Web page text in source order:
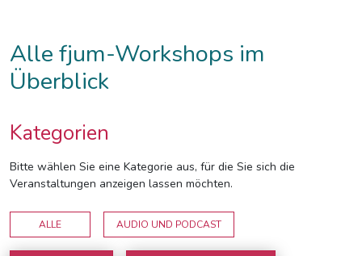
Alle fjum-Workshops im
Überblick
Kategorien
Bitte wählen Sie eine Kategorie aus, für die Sie sich die
Veranstaltungen anzeigen lassen möchten.
ALLE AUDIO UND PODCAST